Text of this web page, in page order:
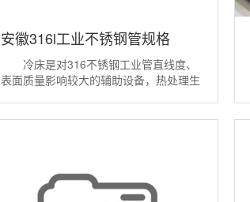
安徽316l工业不锈钢管规格
冷床是对316不锈钢工业管直线度、
表面质量影响较大的辅助设备，热处理生